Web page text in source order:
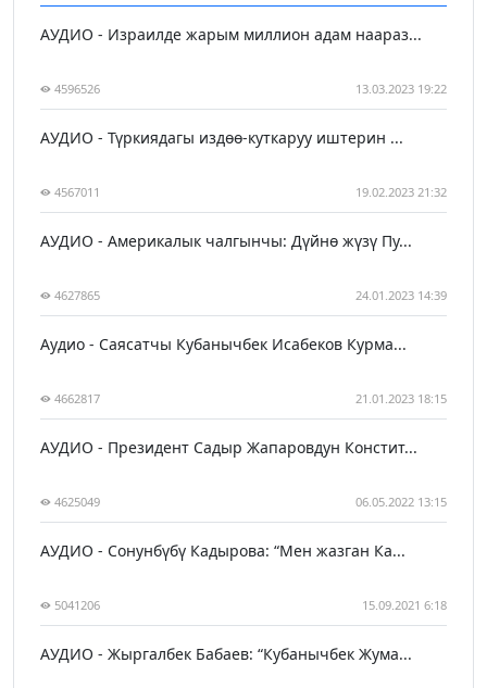
АУДИО - Израилде жарым миллион адам наараз...
4596526 13.03.2023 19:22
АУДИО - Түркиядагы издөө-куткаруу иштерин ...
4567011 19.02.2023 21:32
АУДИО - Америкалык чалгынчы: Дүйнө жүзү Пу...
4627865 24.01.2023 14:39
Аудио - Саясатчы Кубанычбек Исабеков Курма...
4662817 21.01.2023 18:15
АУДИО - Президент Садыр Жапаровдун Констит...
4625049 06.05.2022 13:15
АУДИО - Сонунбүбү Кадырова: “Мен жазган Ка...
5041206 15.09.2021 6:18
АУДИО - Жыргалбек Бабаев: “Кубанычбек Жума...